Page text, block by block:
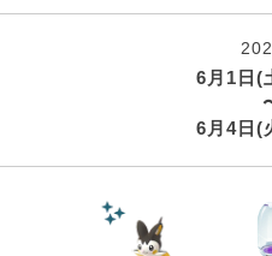
6月1日(
6月4日(